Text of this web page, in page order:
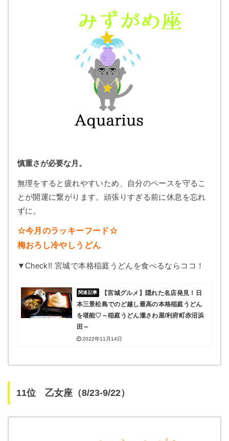
慎重さが必要な月。
無理をすると疲れやすいため、自分のペースを守るこ
とが開運に繋がります。頑張りすぎる前に休息を忘れ
ずに。
☆今月のラッキーフード☆
梅おろし冷やしうどん
▼Check!! 宮城で本格稲庭うどんを食べるならココ！
【宮城グルメ】隠れた名店発見！日
本三景松島でのど越し最高の本格稲庭うどん
を堪能♡～稲庭うどん瀧さわ屋/利府町赤沼浜
田～
2022年11月14日
11位 乙女座（8/23-9/22）